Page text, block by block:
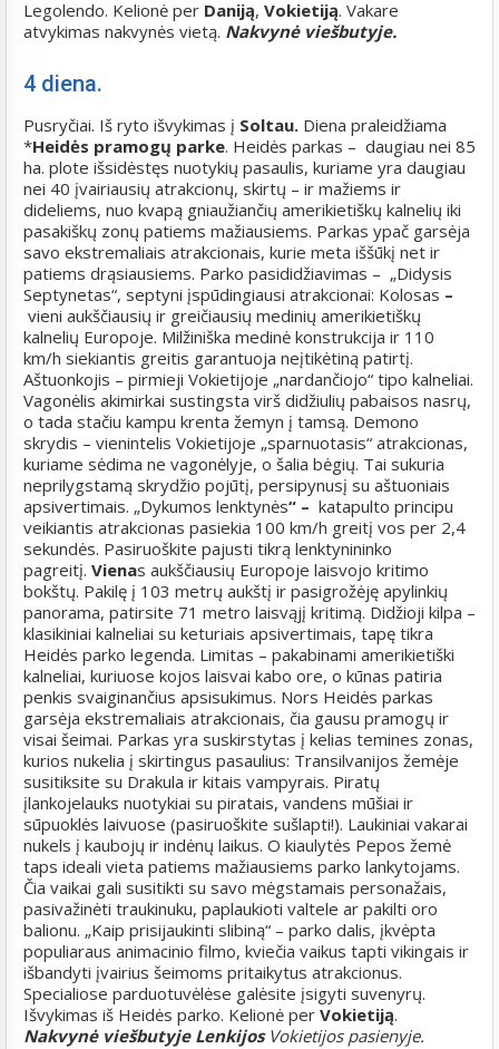
Legolendo. Kelionė per Daniją, Vokietiją. Vakare
atvykimas nakvynės vietą. Nakvynė viešbutyje.
4 diena.
Pusryčiai. Iš ryto išvykimas į Soltau. Diena praleidžiama
*Heidės pramogų parke. Heidės parkas – daugiau nei 85
ha. plote išsidėstęs nuotykių pasaulis, kuriame yra daugiau
nei 40 įvairiausių atrakcionų, skirtų – ir mažiems ir
dideliems, nuo kvapą gniaužiančių amerikietiškų kalnelių iki
pasakiškų zonų patiems mažiausiems. Parkas ypač garsėja
savo ekstremaliais atrakcionais, kurie meta iššūkį net ir
patiems drąsiausiems. Parko pasididžiavimas – „Didysis
Septynetas“, septyni įspūdingiausi atrakcionai: Kolosas –
vieni aukščiausių ir greičiausių medinių amerikietiškų
kalnelių Europoje. Milžiniška medinė konstrukcija ir 110
km/h siekiantis greitis garantuoja neįtikėtiną patirtį.
Aštuonkojis – pirmieji Vokietijoje „nardančiojo“ tipo kalneliai.
Vagonėlis akimirkai sustingsta virš didžiulių pabaisos nasrų,
o tada stačiu kampu krenta žemyn į tamsą. Demono
skrydis – vienintelis Vokietijoje „sparnuotasis“ atrakcionas,
kuriame sėdima ne vagonėlyje, o šalia bėgių. Tai sukuria
neprilygstamą skrydžio pojūtį, persipynusį su aštuoniais
apsivertimais. „Dykumos lenktynės“ – katapulto principu
veikiantis atrakcionas pasiekia 100 km/h greitį vos per 2,4
sekundės. Pasiruoškite pajusti tikrą lenktynininko
pagreitį. Vienas aukščiausių Europoje laisvojo kritimo
bokštų. Pakilę į 103 metrų aukštį ir pasigrožėję apylinkių
panorama, patirsite 71 metro laisvąjį kritimą. Didžioji kilpa –
klasikiniai kalneliai su keturiais apsivertimais, tapę tikra
Heidės parko legenda. Limitas – pakabinami amerikietiški
kalneliai, kuriuose kojos laisvai kabo ore, o kūnas patiria
penkis svaiginančius apsisukimus. Nors Heidės parkas
garsėja ekstremaliais atrakcionais, čia gausu pramogų ir
visai šeimai. Parkas yra suskirstytas į kelias temines zonas,
kurios nukelia į skirtingus pasaulius: Transilvanijos žemėje
susitiksite su Drakula ir kitais vampyrais. Piratų
įlankojelauks nuotykiai su piratais, vandens mūšiai ir
sūpuoklės laivuose (pasiruoškite sušlapti!). Laukiniai vakarai
nukels į kaubojų ir indėnų laikus. O kiaulytės Pepos žemė
taps ideali vieta patiems mažiausiems parko lankytojams.
Čia vaikai gali susitikti su savo mėgstamais personažais,
pasivažinėti traukinuku, paplaukioti valtele ar pakilti oro
balionu. „Kaip prisijaukinti slibiną“ – parko dalis, įkvėpta
populiaraus animacinio filmo, kviečia vaikus tapti vikingais ir
išbandyti įvairius šeimoms pritaikytus atrakcionus.
Specialiose parduotuvėlėse galėsite įsigyti suvenyrų.
Išvykimas iš Heidės parko. Kelionė per Vokietiją.
Nakvynė viešbutyje LenkijosVokietijos pasienyje.